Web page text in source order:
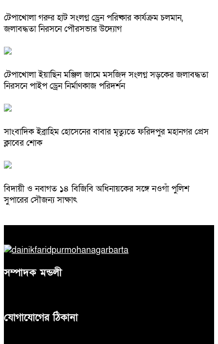
টেপাখোলা গরুর হাট সংলগ্ন ড্রেন পরিষ্কার কার্যক্রম চলমান,
জলাবদ্ধতা নিরসনে পৌরসভার উদ্যোগ
টেপাখোলা ইয়াছিন মঞ্জিল জামে মসজিদ সংলগ্ন সড়কের জলাবদ্ধতা
নিরসনে পাইপ ড্রেন নির্মাণকাজ পরিদর্শন
সাংবাদিক ইব্রাহিম হোসেনের বাবার মৃত্যুতে ফরিদপুর মহানগর প্রেস
ক্লাবের শোক
বিদায়ী ও নবাগত ১৪ বিজিবি অধিনায়কের সঙ্গে নওগাঁ পুলিশ
সুপারের সৌজন্য সাক্ষাৎ
সম্পাদক মন্ডলী
যোগাযোগের ঠিকানা